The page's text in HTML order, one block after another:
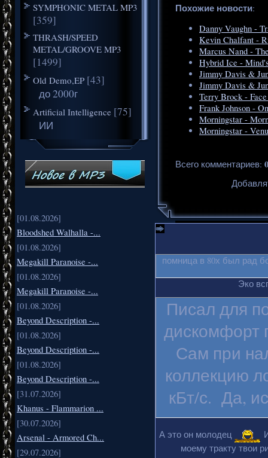
SYMPHONIC METAL MP3
[359]
THRASH/SPEED
METAL/GROOVE MP3
[1499]
Old Demo,EP [43]
до 2000г
Artificial Intelligence [75]
ИИ
[01.08.2026]
Bloodshed Walhalla -...
[01.08.2026]
Megakill Paranoise -...
[01.08.2026]
Megakill Paranoise -...
[01.08.2026]
Beyond Description -...
[01.08.2026]
Beyond Description -...
[01.08.2026]
Beyond Description -...
[31.07.2026]
Khanus - Flammarion ...
[30.07.2026]
Arsenal - Armored Ch...
[29.07.2026]
Похожие новости:
Danny Vaughn -
Kevin Chalfant -
Marcus Nand -
Hybrid Ice -
Jimmy Davis &
Jimmy Davis &
Terry Brock -
Frank Johnson -
Morningstar -
Morningstar -
Всего комментариев: 0
помница в 80х был рад
Эко
Писал для
дискомфорт
Сам при
коллекцию
кБт/с. Да,
А это он молодец
моему тракту твои